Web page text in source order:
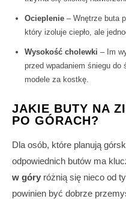
Ocieplenie – Wnętrze buta
który izoluje ciepło, ale
Wysokość cholewki – Im
przed wpadaniem śniegu do
modele za kostkę.
JAKIE BUTY NA
PO GÓRACH?
Dla osób, które planują
odpowiednich butów ma
w góry różnią się nieco od
powinien być dobrze